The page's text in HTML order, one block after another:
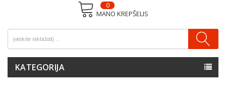
MANO KREPŠELIS
0
KATEGORIJA